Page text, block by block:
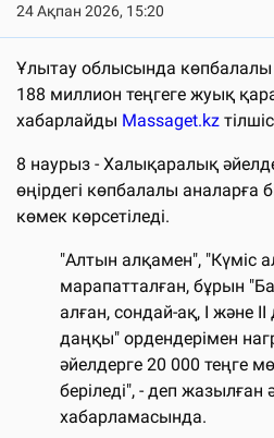
24 Ақпан 2026, 15:20
Ұлытау облысында
188 миллион теңгеге жуық
хабарлайды Massaget.kz
8 наурыз - Халықаралық
өңірдегі көпбалалы аналарға
көмек көрсетіледі.
"Алтын алқамен", "Күміс
марапатталған, бұрын
алған, сондай-ақ, I және II
даңқы" ордендерімен
әйелдерге 20 000 теңге
беріледі", - деп жазылған
хабарламасында.